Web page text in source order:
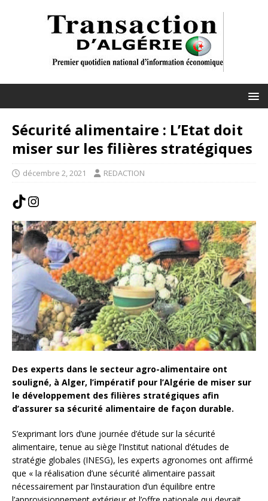
Sécurité alimentaire : L’Etat doit
miser sur les filières stratégiques
décembre 2, 2021 REDACTION
Des experts dans le secteur agro-alimentaire ont
souligné, à Alger, l’impératif pour l’Algérie de miser sur
le développement des filières stratégiques afin
d’assurer sa sécurité alimentaire de façon durable.
S’exprimant lors d’une journée d’étude sur la sécurité
alimentaire, tenue au siège l’Institut national d’études de
stratégie globales (INESG), les experts agronomes ont affirmé
que « la réalisation d’une sécurité alimentaire passait
nécessairement par l’instauration d’un équilibre entre